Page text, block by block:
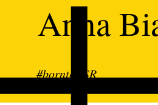
Anna
#borntoCSR